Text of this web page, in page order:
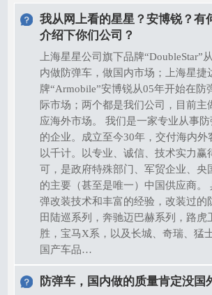
我从网上看的星星？安博锐？有
介绍下你们公司？
上海星星公司旗下品牌“DoubleStar”
内做防弹车，做国内市场；上海星捷
牌“Armobile”安博锐从05年开始在防
际市场；两个都是我们公司，目前主
应海外市场。 我们是一家专业从事
的企业。成立至今30年，交付海内外
以千计。以专业、诚信、技术实力赢
可，是政府特殊部门、军贸企业、央
的主要（甚至是唯一）中国供应商。
弹改装技术和丰富的经验，改装过的
田陆巡系列，奔驰迈巴赫系列，路虎
胜，宝马X系，以及长城、奇瑞、猛
国产车品…
防弹车，国内做的质量肯定没国